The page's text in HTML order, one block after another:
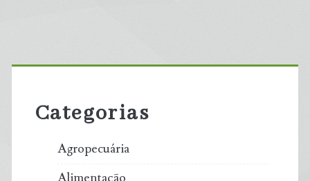
Primary
Sidebar
Categorias
Agropecuária